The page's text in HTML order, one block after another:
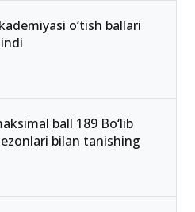
o‘tish ballari
ball 189 Bo‘lib
bilan tanishing